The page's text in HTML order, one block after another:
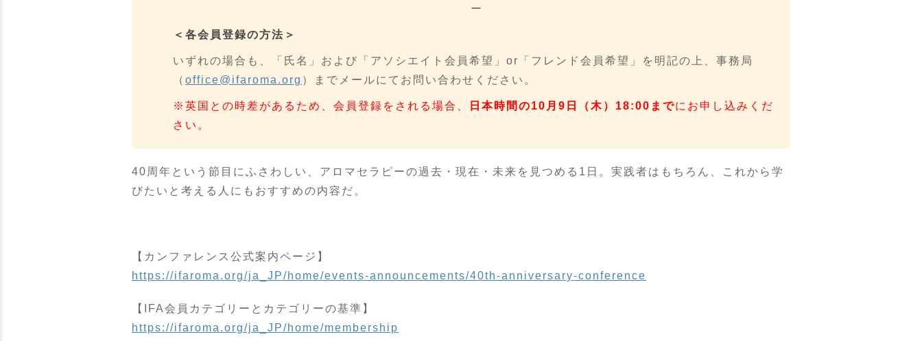
ー
＜各会員登録の方法＞
いずれの場合も、「氏名」および「アソシエイト会員希望」or「フレンド会員希望」を明記の上、事務局
（ office@ifaroma.org ）までメールにてお問い合わせください。
※英国との時差があるため、会員登録をされる場合、 日本時間の10月9日（木）18:00までにお申し込みくだ
さい。
40周年という節目にふさわしい、アロマセラピーの過去・現在・未来を見つめる1日。実践者はもちろん、これから学
びたいと考える人にもおすすめの内容だ。
【カンファレンス公式案内ページ】
https://ifaroma.org/ja_JP/home/events-announcements/40th-anniversary-conference
【IFA会員カテゴリーとカテゴリーの基準】
https://ifaroma.org/ja_JP/home/membership